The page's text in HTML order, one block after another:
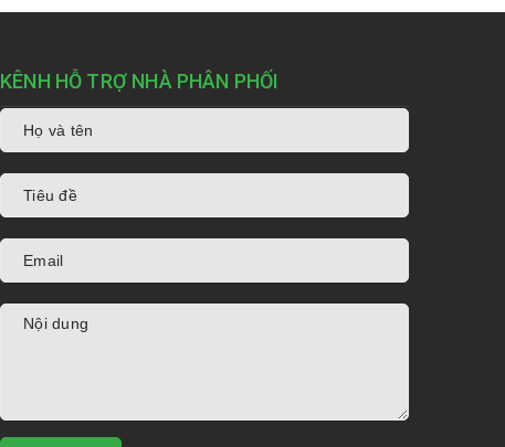
KÊNH HỖ TRỢ NHÀ PHÂN PHỐI